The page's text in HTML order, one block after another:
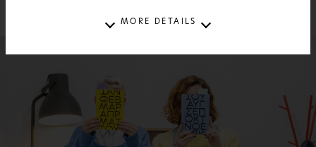
MORE DETAILS